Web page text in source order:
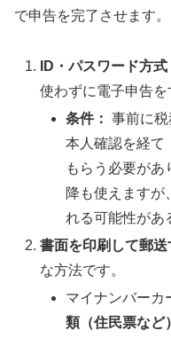
で申告を完了させます。
ID・パスワード方式
使わずに電子申告を
条件： 事前に
本人確認を経て
もらう必要があ
降も使えますが
れる可能性があ
書面を印刷して郵送
な方法です。
マイナンバーカ
類（住民票など